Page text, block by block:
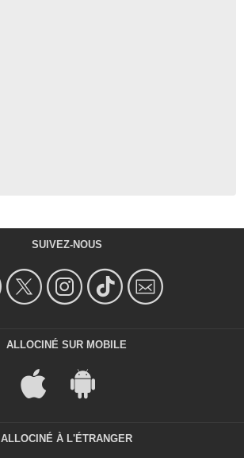
SUIVEZ-NOUS
ALLOCINÉ SUR MOBILE
ALLOCINÉ À L'ÉTRANGER